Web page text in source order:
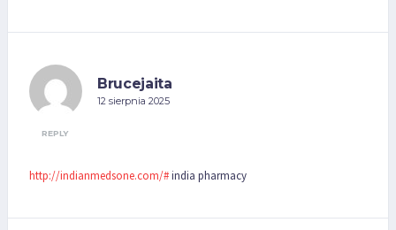
Brucejaita
12 sierpnia 2025
REPLY
http://indianmedsone.com/#india pharmacy